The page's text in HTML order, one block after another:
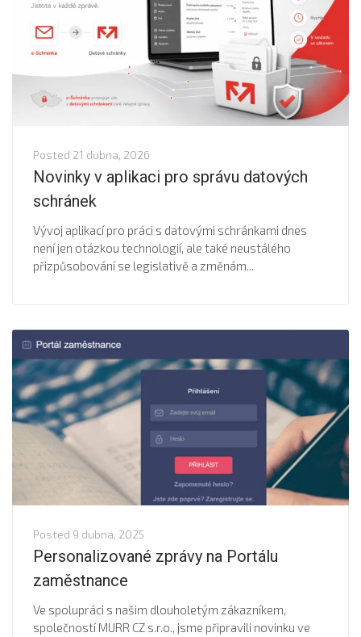
Posted 21 dubna, 2026
Novinky v aplikaci pro správu datových
schránek
Vývoj aplikací pro práci s datovými schránkami dnes
není jen otázkou technologií, ale také neustálého
přizpůsobování se legislativě a změnám...
Posted 9 dubna, 2025
Personalizované zprávy na Portálu
zaměstnance
Ve spolupráci s našim dlouholetým zákazníkem,
společností MURR CZ s.r.o., jsme připravili novinku ve